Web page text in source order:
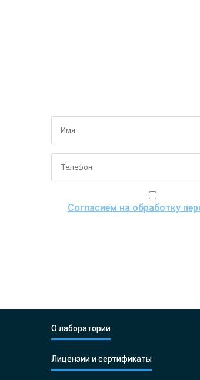
Я
Согласием на обработку
О лаборатории
Лицензии и сертификаты